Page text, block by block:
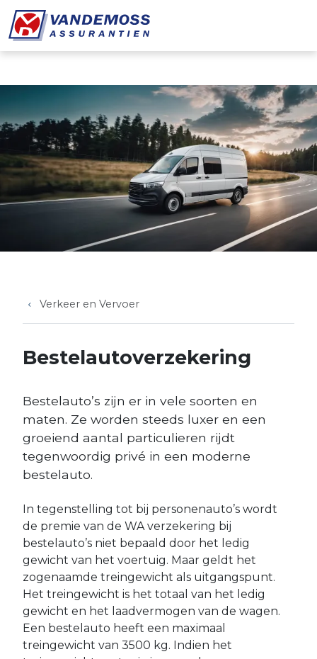
Overslaan en naar de inhoud gaan
Verkeer en Vervoer
Bestelautoverzekering
Bestelauto’s zijn er in vele soorten en
maten. Ze worden steeds luxer en een
groeiend aantal particulieren rijdt
tegenwoordig privé in een moderne
bestelauto.
In tegenstelling tot bij personenauto’s wordt
de premie van de WA verzekering bij
bestelauto’s niet bepaald door het ledig
gewicht van het voertuig. Maar geldt het
zogenaamde treingewicht als uitgangspunt.
Het treingewicht is het totaal van het ledig
gewicht en het laadvermogen van de wagen.
Een bestelauto heeft een maximaal
treingewicht van 3500 kg. Indien het